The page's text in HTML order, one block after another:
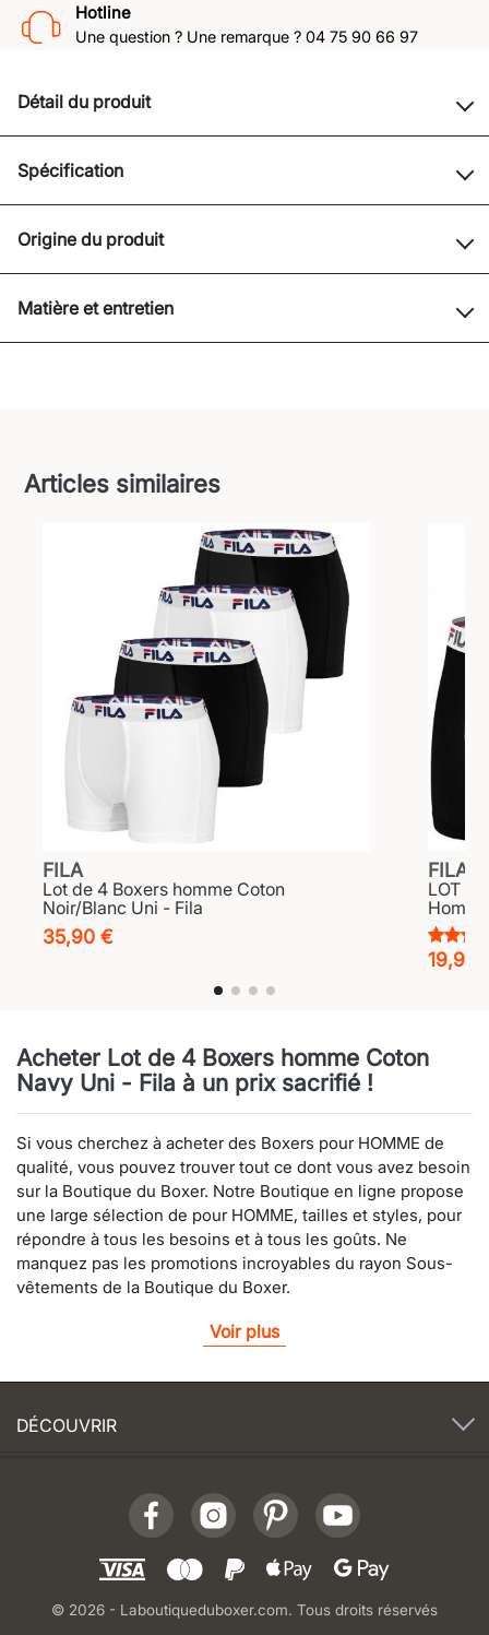
Hotline
Une question ? Une remarque ? 04 75 90 66 97
Détail du produit
Spécification
Origine du produit
Matière et entretien
Articles similaires
FILA
Lot de 4 Boxers homme Coton
Noir/Blanc Uni - Fila
35,90 €
FILA
LOT
19,90
Acheter Lot de 4 Boxers homme Coton
Navy Uni - Fila à un prix sacrifié !
Si vous cherchez à acheter des Boxers pour HOMME de
qualité, vous pouvez trouver tout ce dont vous avez besoin
sur la Boutique du Boxer. Notre Boutique en ligne propose
une large sélection de pour HOMME, tailles et styles, pour
répondre à tous les besoins et à tous les goûts. Ne
manquez pas les promotions incroyables du rayon Sous-
vêtements de la Boutique du Boxer.
Voir plus
DÉCOUVRIR
© 2026 - Laboutiqueduboxer.com. Tous droits réservés